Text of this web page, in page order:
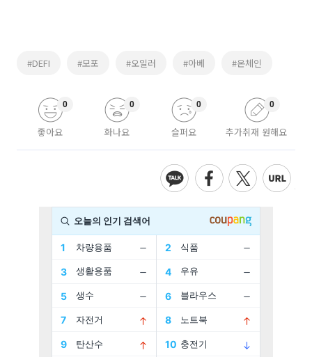
#DEFI #모포 #오일러 #아베 #온체인
좋아요
0
화나요
0
슬퍼요
0
추가취재 원해요
0